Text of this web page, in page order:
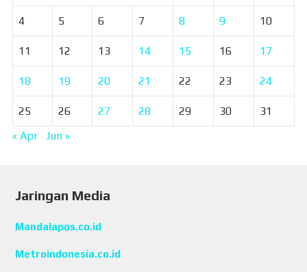
4 5 6 7 8 9 10
11 12 13 14 15 16 17
18 19 20 21 22 23 24
25 26 27 28 29 30
31
« Apr
Jun »
Jaringan Media
Mandalapos.co.id
Metroindonesia.co.id